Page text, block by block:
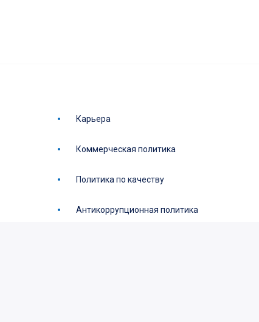
Карьера
Коммерческая политика
Политика по качеству
Антикоррупционная политика